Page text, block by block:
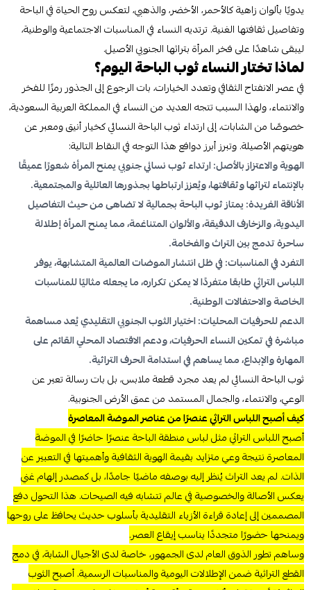
يدويًا بألوان زاهية كالأحمر، الأخضر، والذهبي، لتعكس روح الحياة في الباحة
وتفاصيل ثقافتها الغنية. ترتديه النساء في المناسبات الاجتماعية والوطنية،
ليبقى شاهدًا على فخر المرأة بتراثها الجنوبي الأصيل.
لماذا تختار النساء ثوب الباحة اليوم؟
في عصر الانفتاح الثقافي وتعدد الخيارات، بات الرجوع إلى الجذور رمزًا للفخر
والانتماء، ولهذا السبب تتجه العديد من النساء في المملكة العربية السعودية،
خصوصًا من الشابات، إلى ارتداء ثوب الباحة النسائي كخيار أنيق ومعبر عن
هويتهم الأصيلة. وتبرز أبرز دوافع هذا التوجه في النقاط التالية:
الهوية والاعتزاز بالأصل: ارتداء ثوب نسائي جنوبي يمنح المرأة شعورًا عميقًا
بالإنتماء لتراثها وثقافتها، ويُعزز ارتباطها بجذورها العائلية والمجتمعية.
الأناقة الفريدة: يمتاز ثوب الباحة بجمالية لا تضاهى من حيث التفاصيل
اليدوية، والزخارف الدقيقة، والألوان المتناغمة، مما يمنح المرأة إطلالة
ساحرة تدمج بين التراث والفخامة.
التفرد في المناسبات: في ظل انتشار الموضات العالمية المتشابهة، يوفر
اللباس التراثي طابعًا متفردًا لا يمكن تكراره، ما يجعله مثاليًا للمناسبات
الخاصة والاحتفالات الوطنية.
الدعم للحرفيات المحليات: اختيار الثوب الجنوبي التقليدي يُعد مساهمة
مباشرة في تمكين النساء الحرفيات، ودعم الاقتصاد المحلي القائم على
المهارة والإبداع، مما يساهم في استدامة الحرف التراثية.
ثوب الباحة النسائي لم يعد مجرد قطعة ملابس، بل بات رسالة تعبر عن
الوعي، والانتماء، والجمال المستمد من عمق الأرض الجنوبية.
كيف أصبح اللباس التراثي عنصرًا من عناصر الموضة المعاصرة
أصبح اللباس التراثي مثل لباس منطقة الباحة عنصرًا حاضرًا في الموضة
المعاصرة نتيجة وعي متزايد بقيمة الهوية الثقافية وأهميتها في التعبير عن
الذات. لم يعد التراث يُنظر إليه بوصفه ماضيًا جامدًا، بل كمصدر إلهام غني
يعكس الأصالة والخصوصية في عالم تتشابه فيه الصيحات. هذا التحول دفع
المصممين إلى إعادة قراءة الأزياء التقليدية بأسلوب حديث يحافظ على روحها
ويمنحها حضورًا متجددًا يناسب إيقاع العصر.
وساهم تطور الذوق العام لدى الجمهور، خاصة لدى الأجيال الشابة، في دمج
القطع التراثية ضمن الإطلالات اليومية والمناسبات الرسمية. أصبح الثوب